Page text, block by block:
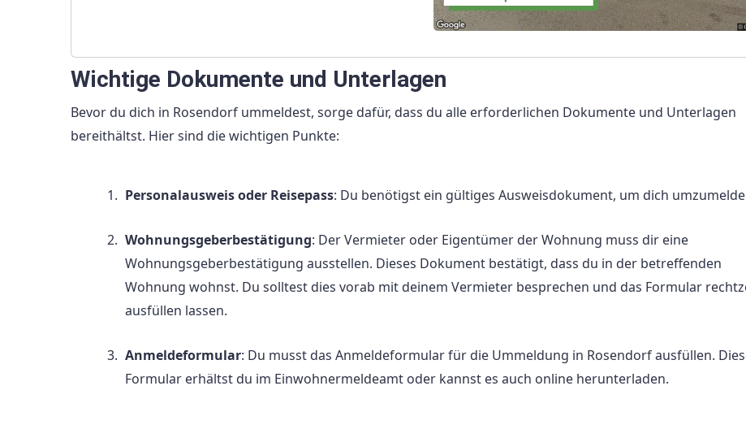
Wichtige Dokumente und Unterlagen
Bevor du dich in Rosendorf ummeldest, sorge dafür, dass du alle erforderlichen Dokumente und Unterlagen
bereithältst. Hier sind die wichtigen Punkte:
Personalausweis oder Reisepass: Du benötigst ein gültiges Ausweisdokument, um dich
Wohnungsgeberbestätigung: Der Vermieter oder Eigentümer der Wohnung muss dir eine
Wohnungsgeberbestätigung ausstellen. Dieses Dokument bestätigt, dass du in der betreffenden
Wohnung wohnst. Du solltest dies vorab mit deinem Vermieter besprechen und das Formular
ausfüllen lassen.
Anmeldeformular: Du musst das Anmeldeformular für die Ummeldung in Rosendorf ausfüllen.
Formular erhältst du im Einwohnermeldeamt oder kannst es auch online herunterladen.